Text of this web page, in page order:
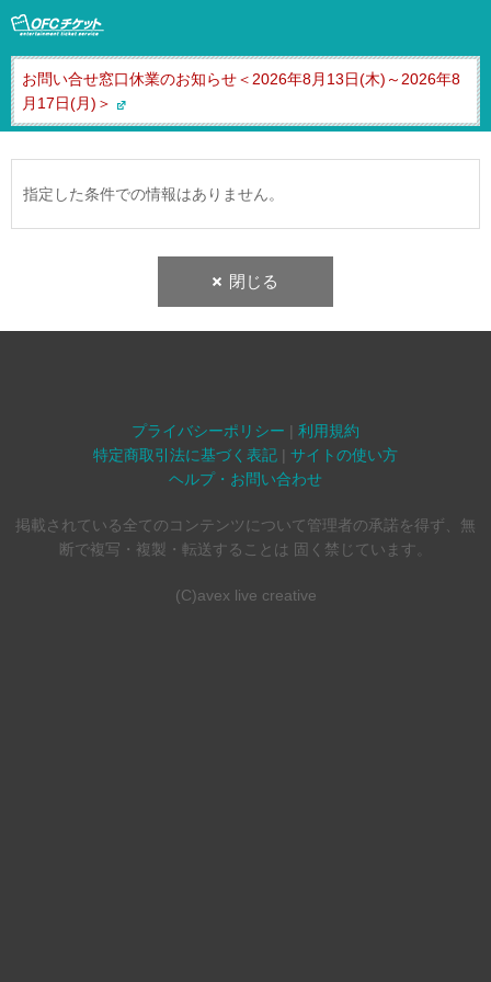
お問い合せ窓口休業のお知らせ＜2026年8月13日(木)～2026年8
月17日(月)＞
指定した条件での情報はありません。
閉じる
プライバシーポリシー | 利用規約
特定商取引法に基づく表記 | サイトの使い方
ヘルプ・お問い合わせ
掲載されている全てのコンテンツについて管理者の承諾を得ず、無
断で複写・複製・転送することは 固く禁じています。
(C)avex live creative